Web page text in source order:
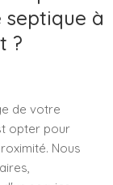
septique à
?
de votre
opter pour
Nous